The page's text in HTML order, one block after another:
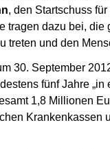
, den Startschuss
tragen dazu bei,
treten und den
30. September
fünf Jahre
1,8 Millionen
Krankenkassen